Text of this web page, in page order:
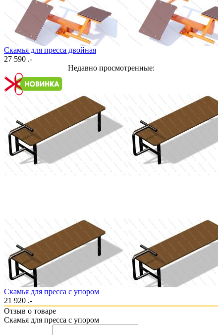
Скамья для пресса двойная
27 590 .-
Недавно просмотренные:
Скамья для пресса с упором
21 920 .-
Отзыв о товаре
Скамья для пресса с упором